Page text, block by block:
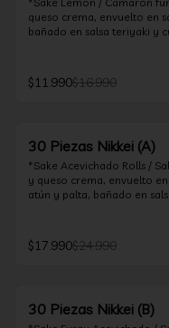
queso crema, envuelto en
bañado en salsa teriyaki y
*Shrimp Fire Rolls /Palta y
furay, envuelto en queso
*Incluye 2 palitos, 2 soya
teriyaki 30ml
$11.990$16.990
30 Piezas Nikkei (A)
*Sake Acevichado Rolls /
y queso crema, envuelto
atún y palta, bañado en
*Shrimp Fire Rolls / Palta y
furay, envuelto en queso
*Almond Furay / Pollo
crema y almendras
$17.990$24.990
30 Piezas Nikkei (B)